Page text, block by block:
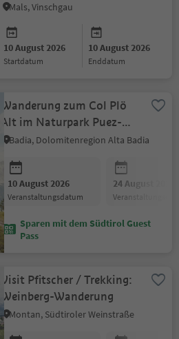
Mals, Vinschgau
10 August 2026
Startdatum
10 August 2026
Enddatum
Wanderung zum Col Plö
Alt im Naturpark Puez-
Geisler
Badia, Dolomitenregion Alta Badia
10 August 2026
Veranstaltungsdatum
24 August 2026
Sparen mit dem Südtirol Guest
Pass
Visit Pfitscher / Trekking:
Weinberg-Wanderung
Montan, Südtiroler Weinstraße